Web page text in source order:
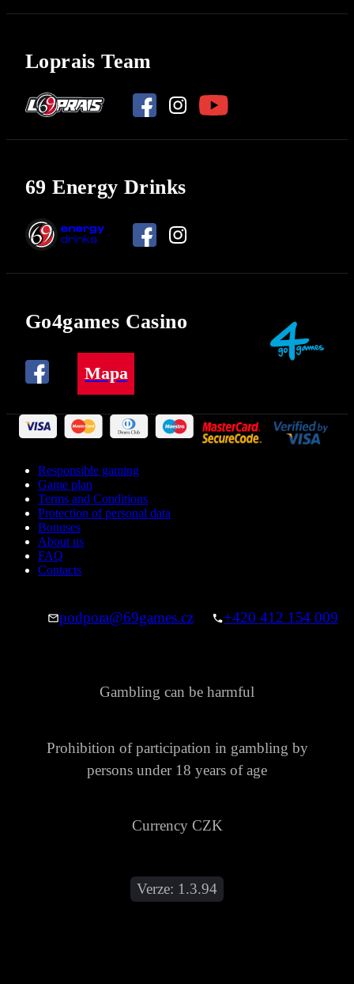
Loprais Team
69 Energy Drinks
Go4games Casino
Mapa
Responsible gaming
Game plan
Terms and Conditions
Protection of personal data
Bonuses
About us
FAQ
Contacts
podpora@69games.cz +420 412 154 009
Gambling can be harmful
Prohibition of participation in gambling by
persons under 18 years of age
Currency CZK
Verze: 1.3.94